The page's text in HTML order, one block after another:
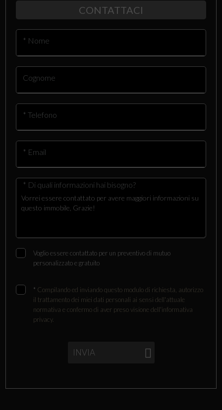
CONTATTACI
* Nome
Cognome
* Telefono
* Email
* Di quali informazioni hai bisogno?
Voglio essere contattato per un preventivo di mutuo
personalizzato e gratuito
* Compilando ed inviando questo modulo di richiesta, autorizzo
il trattamento dei miei dati personali ai sensi dell'attuale
normativa e confermo di aver preso visione dell'informativa
privacy.
INVIA